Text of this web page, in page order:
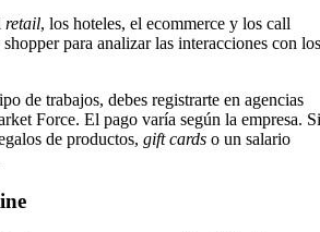
retail, los hoteles, el ecommerce y los call
para analizar las interacciones con los
de trabajos, debes registrarte en agencias
Force. El pago varía según la empresa.
de productos, gift cards o un salario